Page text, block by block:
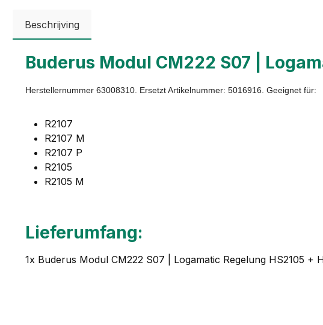
Beschrijving
Buderus Modul CM222 S07 |
Herstellernummer 63008310. Ersetzt Artikelnummer: 5016916. Geeignet für:
R2107
R2107 M
R2107 P
R2105
R2105 M
Lieferumfang:
1x Buderus Modul CM222 S07 | Logamatic Regelung HS2105 +